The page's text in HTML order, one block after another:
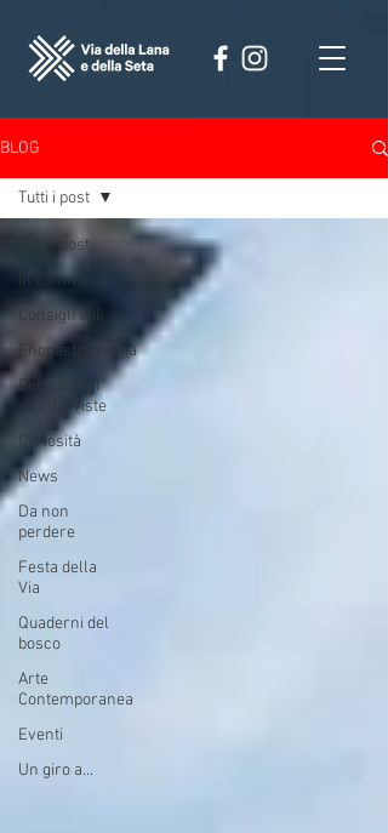
BLOG
Tutti i post
In cammino
Consigli utili
Enogastronomia
Personaggi
ed interviste
Curiosità
News
Da non
perdere
Festa della
Via
Quaderni del
bosco
Arte
Contemporanea
Eventi
Un giro a...
Tutti i post